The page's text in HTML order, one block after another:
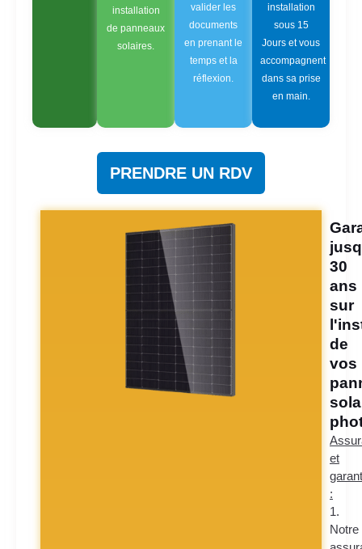
installation
de panneaux
solaires.
valider les
documents
en prenant le
temps et la
réflexion.
installation
sous 15
Jours et vous
accompagnent
dans sa prise
en main.
PRENDRE UN RDV
30
ans
sur
de
vos
et
:
1.
Notre